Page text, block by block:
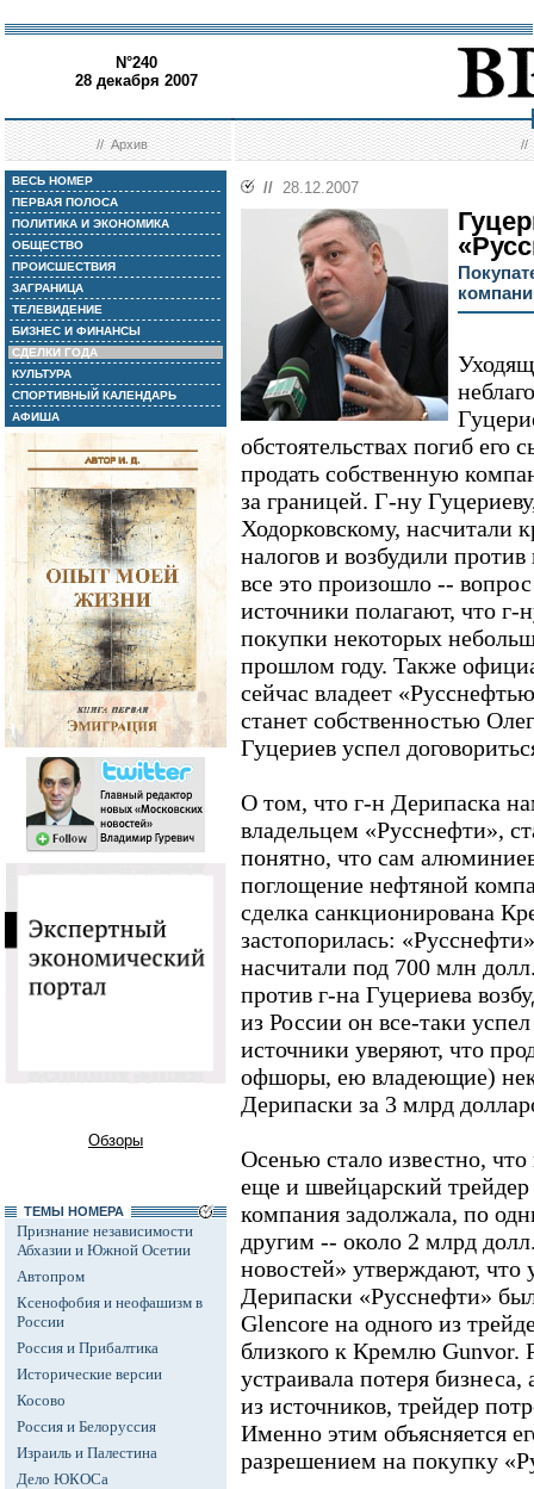
N°240
28 декабря 2007
//Архив //
ВЕСЬ НОМЕР
ПЕРВАЯ ПОЛОСА
ПОЛИТИКА И ЭКОНОМИКА
ОБЩЕСТВО
ПРОИСШЕСТВИЯ
ЗАГРАНИЦА
ТЕЛЕВИДЕНИЕ
БИЗНЕС И ФИНАНСЫ
СДЕЛКИ ГОДА
КУЛЬТУРА
СПОРТИВНЫЙ КАЛЕНДАРЬ
АФИША
Обзоры
ТЕМЫ НОМЕРА
Признание независимости
Абхазии и Южной Осетии
Автопром
Ксенофобия и неофашизм в
России
Россия и Прибалтика
Исторические версии
Косово
Россия и Белоруссия
Израиль и Палестина
Дело ЮКОСа
// 28.12.2007
обстоятельствах погиб
продать собственную
за границей. Г-ну
Ходорковскому, насчитали
налогов и возбудили
все это произошло --
источники полагают, что г-
покупки некоторых
прошлом году. Также
сейчас владеет
станет собственностью
Гуцериев успел
О том, что г-н Дерипаска
владельцем «Русснефти»,
понятно, что сам
поглощение нефтяной
сделка санкционирована
застопорилась:
насчитали под 700 млн
против г-на Гуцериева
из России он все-таки
источники уверяют, что
офшоры, ею владеющие)
Дерипаски за 3 млрд
Осенью стало известно,
еще и швейцарский
компания задолжала, по
другим -- около 2 млрд
новостей» утверждают,
Дерипаски «Русснефти»
Glencore на одного из
близкого к Кремлю Gunvor.
устраивала потеря
из источников, трейдер
Именно этим объясняется
разрешением на покупку